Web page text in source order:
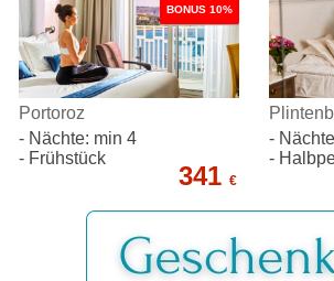
BONUS 10%
Portoroz
- Nächte: min 4
- Frühstück
341 €
-
-